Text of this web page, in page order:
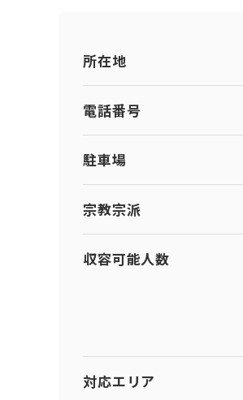
所在地
電話番号
駐車場
宗教宗派
収容可能人数
対応エリア